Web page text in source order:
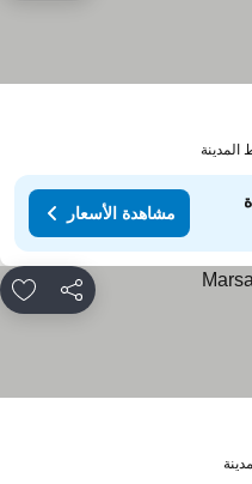
مشاهدة الأسعار
مشاركة